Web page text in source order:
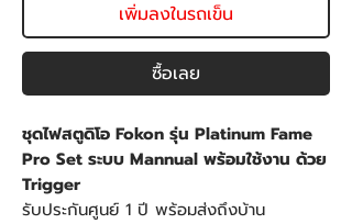
เพิ่มลงในรถเข็น
ซื้อเลย
ชุดไฟสตูดิโอ Fokon รุ่น Platinum Fame
Pro Set ระบบ Mannual พร้อมใช้งาน ด้วย
Trigger
รับประกันศูนย์ 1 ปี พร้อมส่งถึงบ้าน